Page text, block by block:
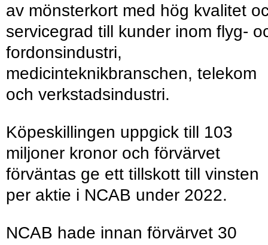
av mönsterkort med hög kvalitet
servicegrad till kunder inom flyg-
fordonsindustri,
medicinteknikbranschen, telekom
och verkstadsindustri.
Köpeskillingen uppgick till 103
miljoner kronor och förvärvet
förväntas ge ett tillskott till vinsten
per aktie i NCAB under 2022.
NCAB hade innan förvärvet 30